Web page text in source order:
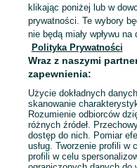
Mapa kategorii
Mapa miejscowości
Mapa ministron
Popularne wyszukiwania
klikając poniżej lub w
prywatności. Te wybory
nie będą miały wpływu
Polityka Prywatności
Wraz z naszymi
zapewnienia:
Użycie dokładnych
skanowanie
Rozumienie odbiorców
różnych źródeł.
dostęp do nich. Pomiar
usług. Tworzenie profili w
profili w celu